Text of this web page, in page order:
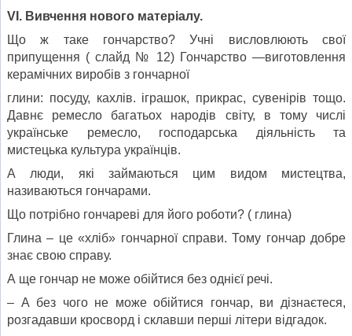
VI. Вивчення нового матеріалу.
Що ж таке гончарство? Учні висловлюють свої
припущення ( слайд № 12) Гончарство —виготовлення
керамічних виробів з гончарної
глини: посуду, кахлів. іграшок, прикрас, сувенірів тощо.
Давнє ремесло багатьох народів світу, в тому числі
українське ремесло, господарська діяльність та
мистецька культура українців.
А люди, які займаються цим видом мистецтва,
називаються гончарами.
Що потрібно гончареві для його роботи? ( глина)
Глина – це «хліб» гончарної справи. Тому гончар добре
знає свою справу.
А ще гончар не може обійтися без однієї речі.
– А без чого не може обійтися гончар, ви дізнаєтеся,
розгадавши кросворд і склавши перші літери відгадок.